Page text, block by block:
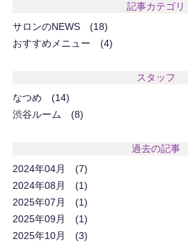
記事カテゴリ
サロンのNEWS
18
おすすめメニュー
4
スタッフ
なつめ
14
渋谷ルーム
8
過去の記事
2024年04月
7
2024年08月
1
2025年07月
1
2025年09月
1
2025年10月
3